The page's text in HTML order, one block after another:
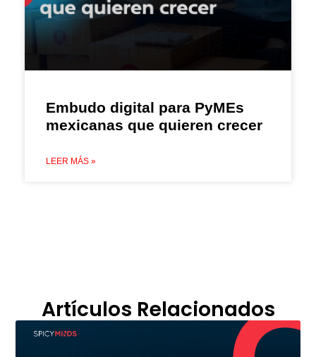
Embudo digital para PyMEs
mexicanas que quieren crecer
LEER MÁS »
Artículos Relacionados